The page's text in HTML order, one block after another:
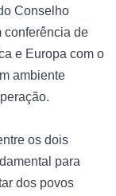
Conselho
conferência de
e Europa com o
ambiente
os dois
para
dos povos